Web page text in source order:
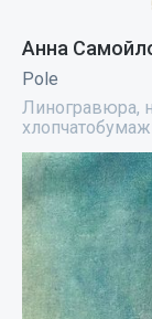
Анна
Pole
Линогравюра,